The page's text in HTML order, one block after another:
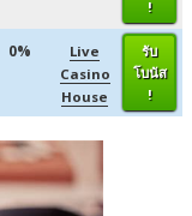
!
0%
Live
Casino
House
รับ
โบนัส
!